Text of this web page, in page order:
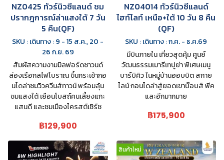
NZ0425 ทัวร์นิวซีแลนด์ ชม
ปรากฎการณ์ล่าแสงใต้ 7 วัน
5 คืน(QF)
SKU : เดินทาง : 9 - 15 ส.ค., 20 -
26 ก.ย. 69
สัมผัสความงามมิลฟอร์ดซาวนด์
ล่องเรือกลไฟโบราณ ขึ้นกระเช้ากอ
นโดล่าชมวิวควีนส์ทาวน์ พร้อมลุ้น
ชมแสงใต้ เยือนโบสถ์คนเลี้ยงแกะ
แสนดี และชมเมืองไครสต์เชิร์ช
฿129,900
NZ04014 ทัวร์นิวซีแลนด์
ไฮท์ไลท์ เหนือ+ใต้ 10 วัน 8 คืน
(QF)
SKU : เดินทาง : ก.ค. - ธ.ค.69
มีบินภายใน เที่ยวสุดคุ้ม ศูนย์
วัฒนธรรมเมารีเทปูย่า พิเศษเมนู
บาร์บิคิว ในหมู่บ้านฮอบบิต สกาย
ไลน์ กอนโดล่าสู่ยอดเขาบ๊อบส์ พีค
และอีกมากมาย
฿175,900
สินค้าใหม่